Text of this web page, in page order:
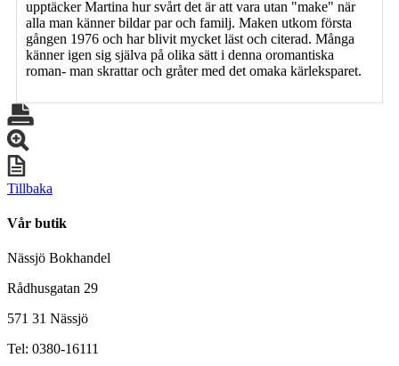
upptäcker Martina hur svårt det är att vara utan "make" när
alla man känner bildar par och familj. Maken utkom första
gången 1976 och har blivit mycket läst och citerad. Många
känner igen sig själva på olika sätt i denna oromantiska
roman- man skrattar och gråter med det omaka kärleksparet.
Tillbaka
Vår butik
Nässjö Bokhandel
Rådhusgatan 29
571 31 Nässjö
Tel: 0380-16111